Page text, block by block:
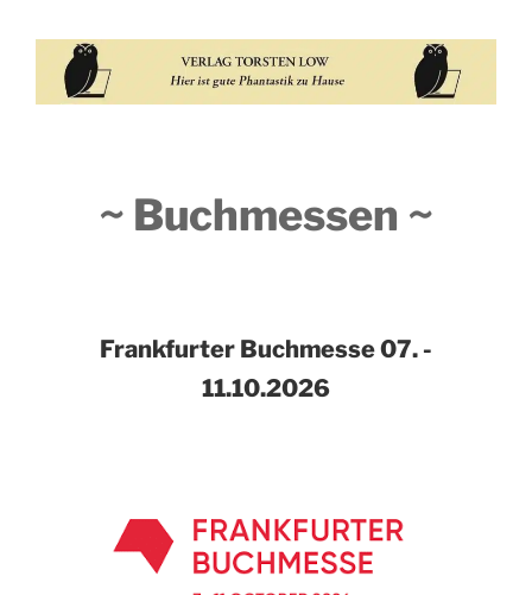
~ Buchmessen ~
Frankfurter Buchmesse07. -
11.10.2026